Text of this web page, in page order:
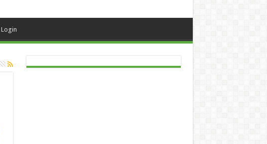
Login